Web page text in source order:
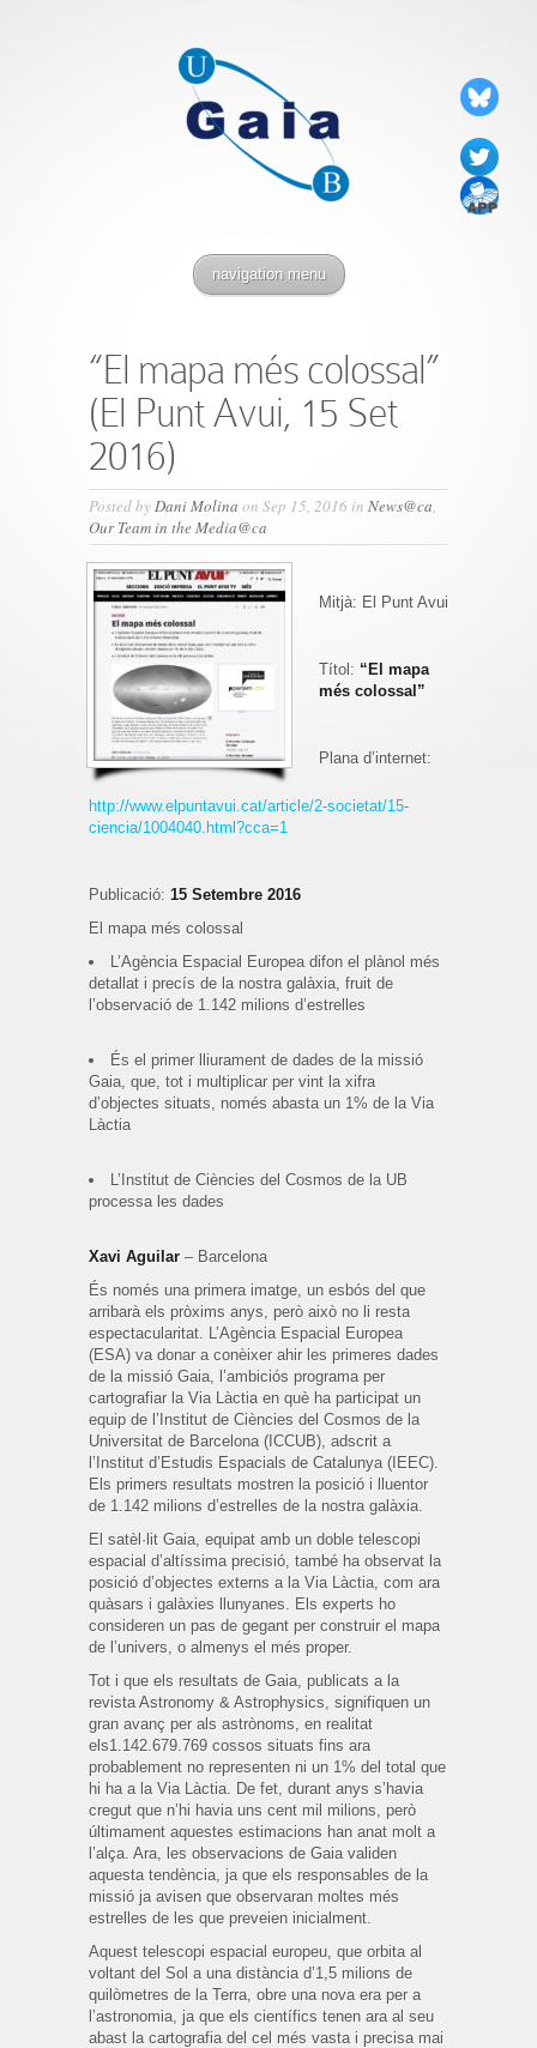
navigation menu
“El mapa més colossal”
(El Punt Avui, 15 Set
2016)
Posted byDani Molina on Sep 15, 2016 in News@ca,
Our Team in the Media@ca
Mitjà: El Punt Avui
Títol: “El mapa
més colossal”
Plana d’internet:
http://www.elpuntavui.cat/article/2-societat/15-
ciencia/1004040.html?cca=1
Publicació: 15 Setembre 2016
El mapa més colossal
L’Agència Espacial Europea difon el plànol més
detallat i precís de la nostra galàxia, fruit de
l’observació de 1.142 milions d’estrelles
És el primer lliurament de dades de la missió
Gaia, que, tot i multiplicar per vint la xifra
d’objectes situats, només abasta un 1% de la Via
Làctia
L’Institut de Ciències del Cosmos de la UB
processa les dades
Xavi Aguilar – Barcelona
És només una primera imatge, un esbós del que
arribarà els pròxims anys, però això no li resta
espectacularitat. L’Agència Espacial Europea
(ESA) va donar a conèixer ahir les primeres dades
de la missió Gaia, l’ambiciós programa per
cartografiar la Via Làctia en què ha participat un
equip de l’Institut de Ciències del Cosmos de la
Universitat de Barcelona (ICCUB), adscrit a
l’Institut d’Estudis Espacials de Catalunya (IEEC).
Els primers resultats mostren la posició i lluentor
de 1.142 milions d’estrelles de la nostra galàxia.
El satèl·lit Gaia, equipat amb un doble telescopi
espacial d’altíssima precisió, també ha observat la
posició d’objectes externs a la Via Làctia, com ara
quàsars i galàxies llunyanes. Els experts ho
consideren un pas de gegant per construir el mapa
de l’univers, o almenys el més proper.
Tot i que els resultats de Gaia, publicats a la
revista Astronomy & Astrophysics, signifiquen un
gran avanç per als astrònoms, en realitat
els1.142.679.769 cossos situats fins ara
probablement no representen ni un 1% del total que
hi ha a la Via Làctia. De fet, durant anys s’havia
cregut que n’hi havia uns cent mil milions, però
últimament aquestes estimacions han anat molt a
l’alça. Ara, les observacions de Gaia validen
aquesta tendència, ja que els responsables de la
missió ja avisen que observaran moltes més
estrelles de les que preveien inicialment.
Aquest telescopi espacial europeu, que orbita al
voltant del Sol a una distància d’1,5 milions de
quilòmetres de la Terra, obre una nova era per a
l’astronomia, ja que els científics tenen ara al seu
abast la cartografia del cel més vasta i precisa mai